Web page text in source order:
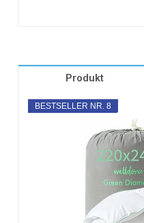
Produkt
BESTSELLER NR. 8